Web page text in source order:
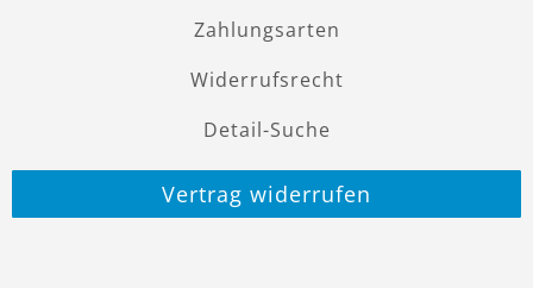
Zahlungsarten
Widerrufsrecht
Detail-Suche
Vertrag widerrufen